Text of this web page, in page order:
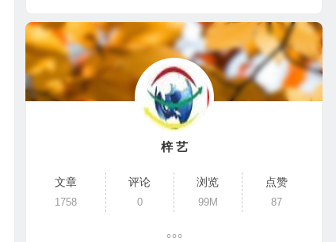
梓 艺
文章
1758
评论
0
浏览
99M
点赞
87